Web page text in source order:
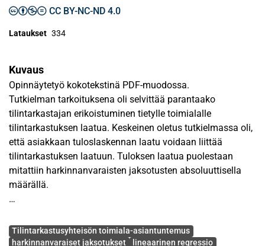
CC BY-NC-ND 4.0
Lataukset 334
Kuvaus
Opinnäytetyö kokotekstinä PDF-muodossa.
Tutkielman tarkoituksena oli selvittää parantaako
tilintarkastajan erikoistuminen tietylle toimialalle
tilintarkastuksen laatua. Keskeinen oletus tutkielmassa oli,
että asiakkaan tuloslaskennan laatu voidaan liittää
tilintarkastuksen laatuun. Tuloksen laatua puolestaan
mitattiin harkinnanvaraisten jaksotusten absoluuttisella
määrällä.
Big-4 tilintarkastusyhteisöjen asiakkaiden tilinpäätöksistä
vuosilta 2004–2005. Lopullinen aineisto koostui 1046
Avainsanat
Tilintarkastusyhteisön toimiala-asiantuntemus
harkinnanvaraiset jaksotukset
lineaarinen regressio